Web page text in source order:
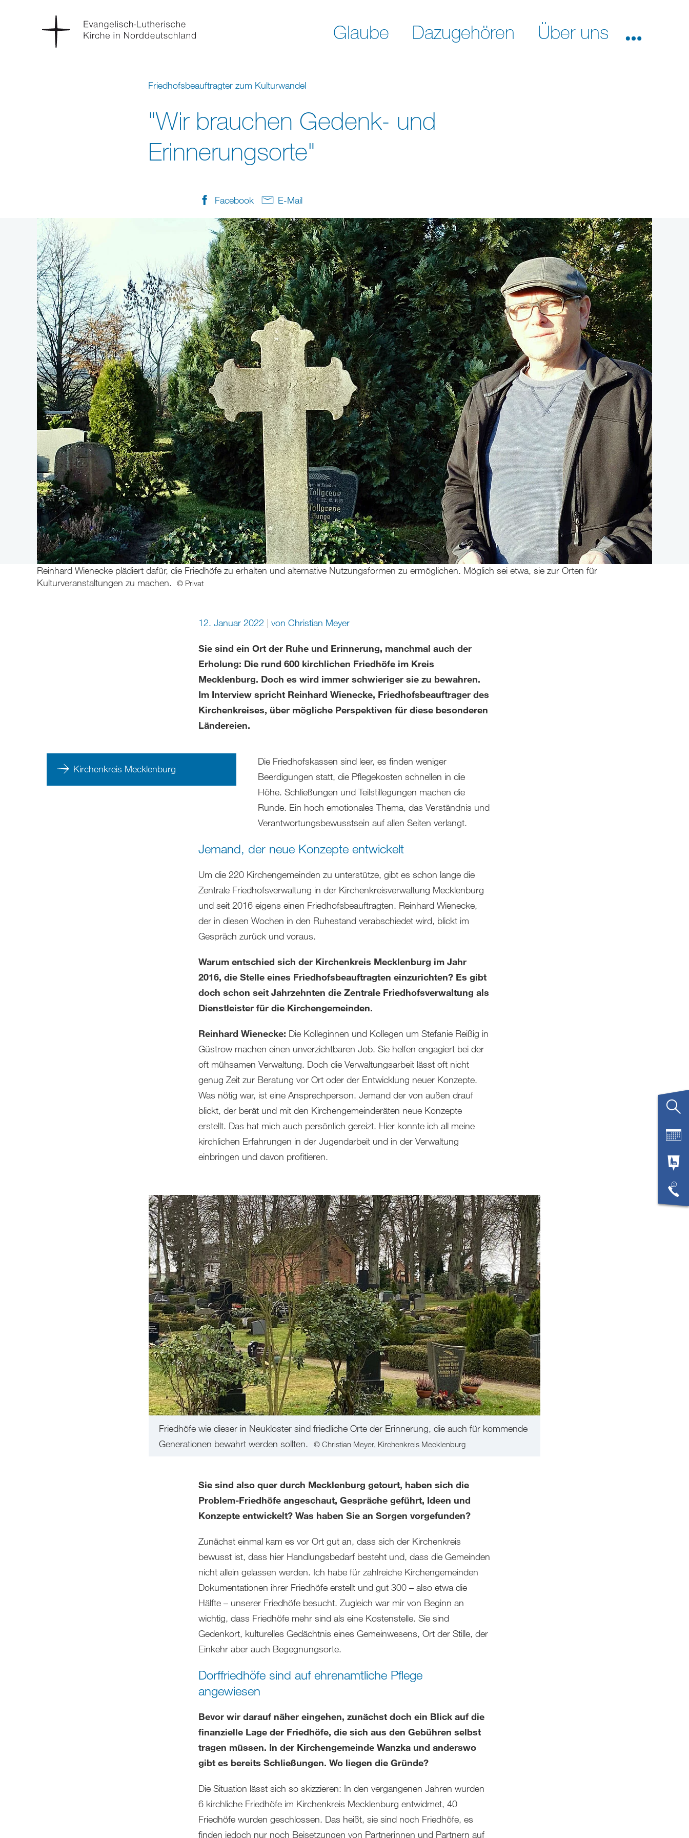
Glaube Dazugehören Über uns
Friedhofsbeauftragter zum Kulturwandel
"Wir brauchen Gedenk- und
Erinnerungsorte"
Facebook E-Mail
Reinhard Wienecke plädiert dafür, die Friedhöfe zu erhalten und alternative Nutzungsformen zu ermöglichen. Möglich sei etwa, sie zur Orten für
Kulturveranstaltungen zu machen.
© Privat
12. Januar 2022 vonChristian Meyer
Sie sind ein Ort der Ruhe und Erinnerung, manchmal auch der
Erholung: Die rund 600 kirchlichen Friedhöfe im Kreis
Mecklenburg. Doch es wird immer schwieriger sie zu bewahren.
Im Interview spricht Reinhard Wienecke, Friedhofsbeauftrager des
Kirchenkreises, über mögliche Perspektiven für diese besonderen
Ländereien.
Kirchenkreis Mecklenburg
Die Friedhofskassen sind leer, es finden weniger
Beerdigungen statt, die Pflegekosten schnellen in die
Höhe. Schließungen und Teilstillegungen machen die
Runde. Ein hoch emotionales Thema, das Verständnis und
Verantwortungsbewusstsein auf allen Seiten verlangt.
Jemand, der neue Konzepte entwickelt
Um die 220 Kirchengemeinden zu unterstütze, gibt es schon lange die
Zentrale Friedhofsverwaltung in der Kirchenkreisverwaltung Mecklenburg
und seit 2016 eigens einen Friedhofsbeauftragten. Reinhard Wienecke,
der in diesen Wochen in den Ruhestand verabschiedet wird, blickt im
Gespräch zurück und voraus.
Warum entschied sich der Kirchenkreis Mecklenburg im Jahr
2016, die Stelle eines Friedhofsbeauftragten einzurichten? Es gibt
doch schon seit Jahrzehnten die Zentrale Friedhofsverwaltung als
Dienstleister für die Kirchengemeinden.
Reinhard Wienecke: Die Kolleginnen und Kollegen um Stefanie Reißig in
Güstrow machen einen unverzichtbaren Job. Sie helfen engagiert bei der
oft mühsamen Verwaltung. Doch die Verwaltungsarbeit lässt oft nicht
genug Zeit zur Beratung vor Ort oder der Entwicklung neuer Konzepte.
Was nötig war, ist eine Ansprechperson. Jemand der von außen drauf
blickt, der berät und mit den Kirchengemeinderäten neue Konzepte
erstellt. Das hat mich auch persönlich gereizt. Hier konnte ich all meine
kirchlichen Erfahrungen in der Jugendarbeit und in der Verwaltung
einbringen und davon profitieren.
Friedhöfe wie dieser in Neukloster sind friedliche Orte der Erinnerung, die auch für kommende
Generationen bewahrt werden sollten.
© Christian Meyer, Kirchenkreis Mecklenburg
Sie sind also quer durch Mecklenburg getourt, haben sich die
Problem-Friedhöfe angeschaut, Gespräche geführt, Ideen und
Konzepte entwickelt? Was haben Sie an Sorgen vorgefunden?
Zunächst einmal kam es vor Ort gut an, dass sich der Kirchenkreis
bewusst ist, dass hier Handlungsbedarf besteht und, dass die Gemeinden
nicht allein gelassen werden. Ich habe für zahlreiche Kirchengemeinden
Dokumentationen ihrer Friedhöfe erstellt und gut 300 – also etwa die
Hälfte – unserer Friedhöfe besucht. Zugleich war mir von Beginn an
wichtig, dass Friedhöfe mehr sind als eine Kostenstelle. Sie sind
Gedenkort, kulturelles Gedächtnis eines Gemeinwesens, Ort der Stille, der
Einkehr aber auch Begegnungsorte.
Dorffriedhöfe sind auf ehrenamtliche Pflege
angewiesen
Bevor wir darauf näher eingehen, zunächst doch ein Blick auf die
finanzielle Lage der Friedhöfe, die sich aus den Gebühren selbst
tragen müssen. In der Kirchengemeinde Wanzka und anderswo
gibt es bereits Schließungen. Wo liegen die Gründe?
Die Situation lässt sich so skizzieren: In den vergangenen Jahren wurden
6 kirchliche Friedhöfe im Kirchenkreis Mecklenburg entwidmet, 40
Friedhöfe wurden geschlossen. Das heißt, sie sind noch Friedhöfe, es
finden jedoch nur noch Beisetzungen von Partnerinnen und Partnern auf